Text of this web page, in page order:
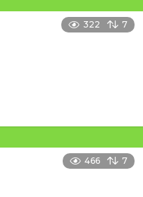
322 7
466 7